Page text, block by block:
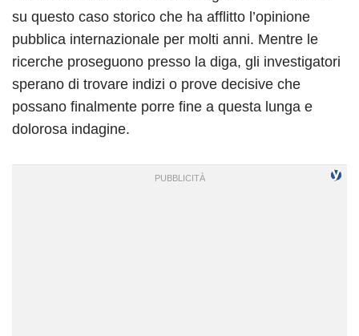
su questo caso storico che ha afflitto l’opinione
pubblica internazionale per molti anni. Mentre le
ricerche proseguono presso la diga, gli investigatori
sperano di trovare indizi o prove decisive che
possano finalmente porre fine a questa lunga e
dolorosa indagine.